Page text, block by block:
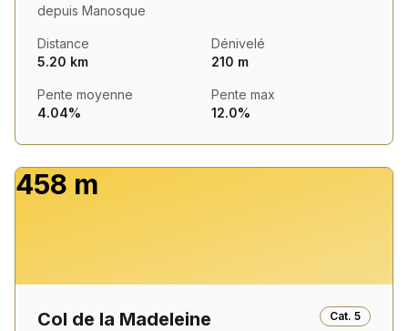
depuis Manosque
Distance
5.20 km
Dénivelé
210 m
Pente moyenne
4.04%
Pente max
12.0%
458 m
Col de la Madeleine Cat. 5